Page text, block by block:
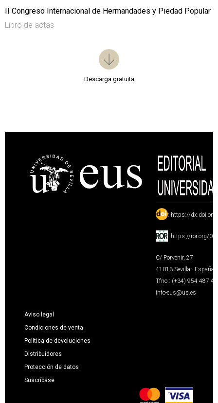
II Congreso Internacional de Hermandades y Piedad Popular
Libro de actas
Descarga gratuita
: https://
: https://ror.org/
C/ Porvenir, 27
41013 Sevilla · España
Tfno.: (+34) 954 487
info-eus@us.es
Aviso legal
Condiciones de venta
Política de devoluciones
Distribuidores
Protección de datos
Suscríbase